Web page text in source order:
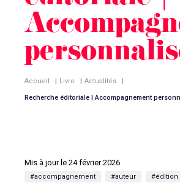
Accueil | Livre | Actualités |
Recherche éditoriale | Accompagnement
Mis à jour le 24 février 2026
#accompagnement #auteur #édition